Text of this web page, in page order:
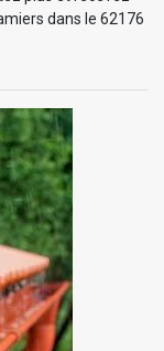
dans le 62176